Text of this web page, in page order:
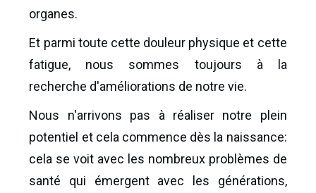
organes.
Et parmi toute cette douleur physique et cette
fatigue, nous sommes toujours à la
recherche d'améliorations de notre vie.
Nous n'arrivons pas à réaliser notre plein
potentiel et cela commence dès la naissance:
cela se voit avec les nombreux problèmes de
santé qui émergent avec les générations,